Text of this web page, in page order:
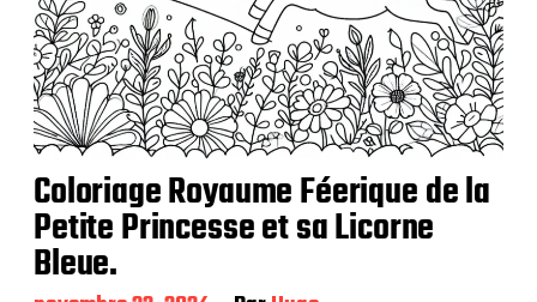
Coloriage Royaume Féerique de la
Petite Princesse et sa Licorne
Bleue.